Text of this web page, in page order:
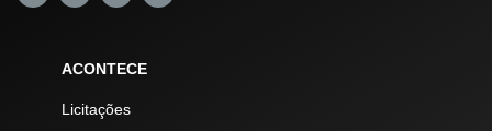
ACONTECE
Licitações